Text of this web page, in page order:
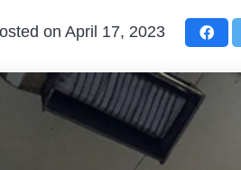
onApril 17, 2023